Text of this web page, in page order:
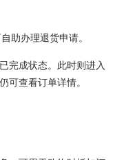
助办理退货申请。
完成状态。此时则进入
可查看订单详情。